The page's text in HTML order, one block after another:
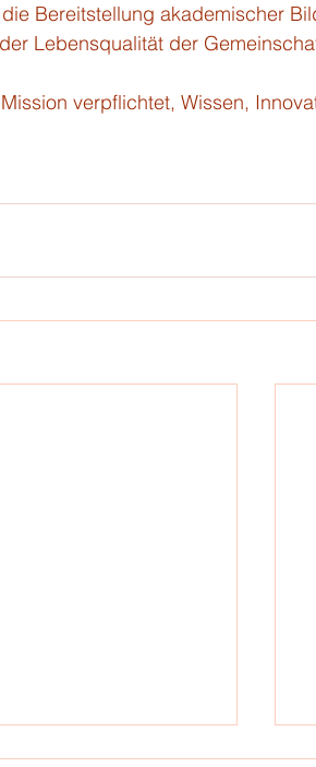
Bereitstellung akademischer
Lebensqualität der
verpflichtet, Wissen,